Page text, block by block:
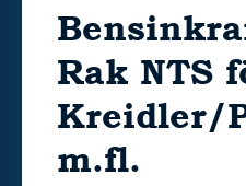
Rak NTS
Kreidler/
m.fl.